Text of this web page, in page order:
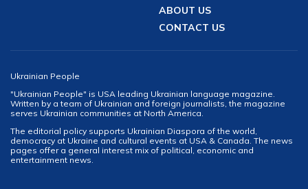
ABOUT US
CONTACT US
Ukrainian People
"Ukrainian People" is USA leading Ukrainian language magazine.
Written by a team of Ukrainian and foreign journalists, the magazine
serves Ukrainian communities at North America.
The editorial policy supports Ukrainian Diaspora of the world,
democracy at Ukraine and cultural events at USA & Canada. The news
pages offer a general interest mix of political, economic and
entertainment news.